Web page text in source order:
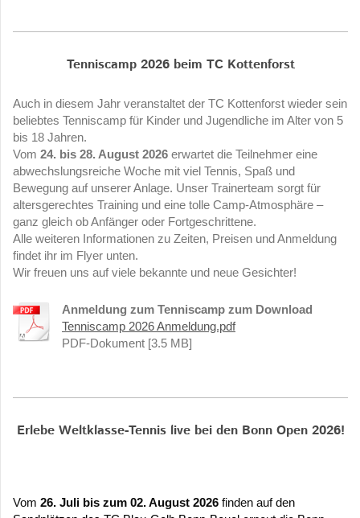
Tenniscamp 2026 beim TC Kottenforst
Auch in diesem Jahr veranstaltet der TC Kottenforst wieder sein
beliebtes Tenniscamp für Kinder und Jugendliche im Alter von 5
bis 18 Jahren.
Vom 24. bis 28. August 2026 erwartet die Teilnehmer eine
abwechslungsreiche Woche mit viel Tennis, Spaß und
Bewegung auf unserer Anlage. Unser Trainerteam sorgt für
altersgerechtes Training und eine tolle Camp-Atmosphäre –
ganz gleich ob Anfänger oder Fortgeschrittene.
Alle weiteren Informationen zu Zeiten, Preisen und Anmeldung
findet ihr im Flyer unten.
Wir freuen uns auf viele bekannte und neue Gesichter!
Anmeldung zum Tenniscamp zum Download
Tenniscamp 2026 Anmeldung.pdf
PDF-Dokument [3.5 MB]
Erlebe Weltklasse-Tennis live bei den Bonn Open 2026!
Vom 26. Juli bis zum 02. August 2026 finden auf den